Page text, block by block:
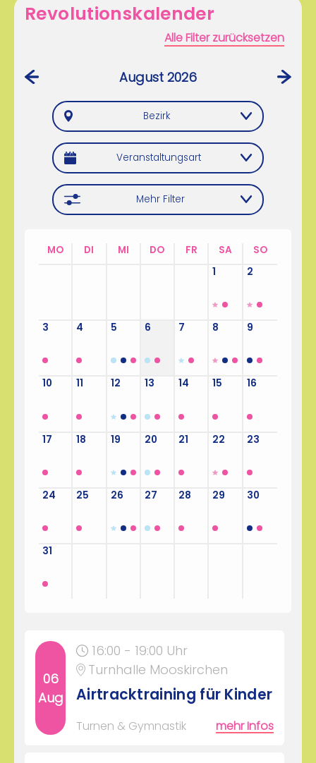
Revolutionskalender
Alle Filter zurücksetzen
‹ August 2026 ›
MO DI MI DO FR SA
SO
1 2
3 4 5 6 7 8 9
10 11 12 13 14 15 16
17 18 19 20 21 22 23
24 25 26 27 28 29 30
31
Bezirk
Veranstaltungsart
Mehr Filter
06
Aug
16:00 - 19:00 Uhr
Turnhalle Mooskirchen
Airtracktraining für Kinder
Turnen & Gymnastik mehr Infos